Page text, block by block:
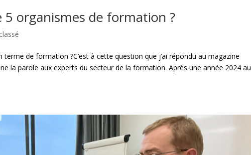
5 organismes de formation ?
de formation ?C’est à cette question que j’ai répondu au magazine
la parole aux experts du secteur de la formation. Après une année 2024 au